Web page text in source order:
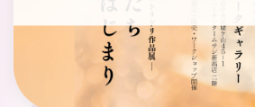
シルエットアート
タイルクラフト